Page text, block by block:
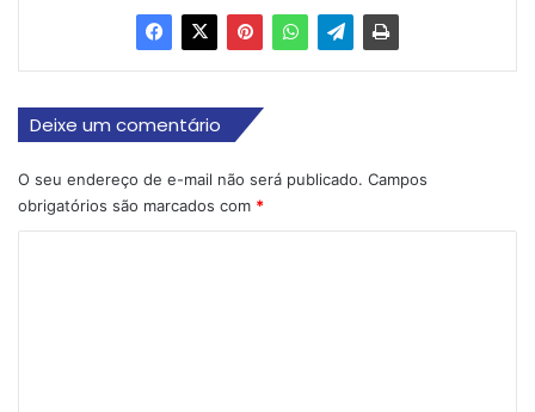
Deixe um comentário
O seu endereço de e-mail não será publicado. Campos
obrigatórios são marcados com *